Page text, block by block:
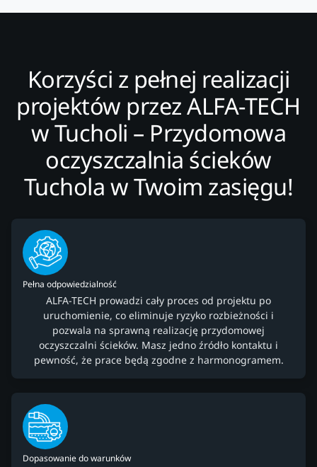
Korzyści z pełnej realizacji
projektów przez ALFA-TECH
w Tucholi – Przydomowa
oczyszczalnia ścieków
Tuchola w Twoim zasięgu!
Pełna odpowiedzialność
ALFA-TECH prowadzi cały proces od projektu po
uruchomienie, co eliminuje ryzyko rozbieżności i
pozwala na sprawną realizację przydomowej
oczyszczalni ścieków. Masz jedno źródło kontaktu i
pewność, że prace będą zgodne z harmonogramem.
Dopasowanie do warunków